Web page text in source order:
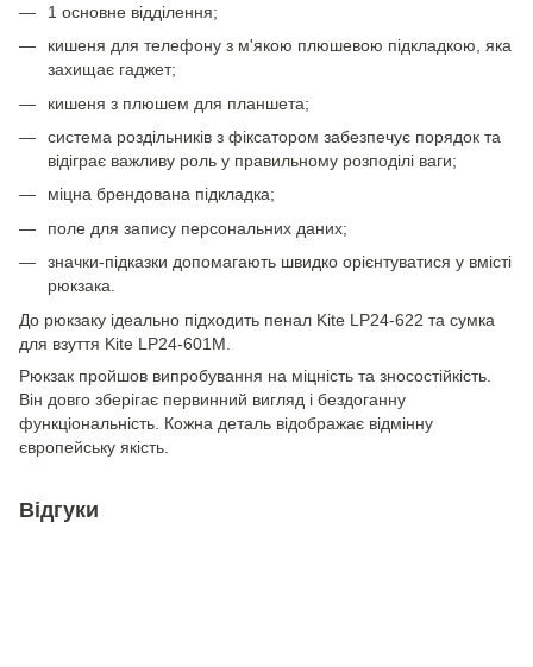
1 основне відділення;
кишеня для телефону з м'якою плюшевою підкладкою, яка
захищає гаджет;
кишеня з плюшем для планшета;
система роздільників з фіксатором забезпечує порядок та
відіграє важливу роль у правильному розподілі ваги;
міцна брендована підкладка;
поле для запису персональних даних;
значки-підказки допомагають швидко орієнтуватися у вмісті
рюкзака.
До рюкзаку ідеально підходить пенал Kite LP24-622 та сумка
для взуття Kite LP24-601M.
Рюкзак пройшов випробування на міцність та зносостійкість.
Він довго зберігає первинний вигляд і бездоганну
функціональність. Кожна деталь відображає відмінну
європейську якість.
Відгуки